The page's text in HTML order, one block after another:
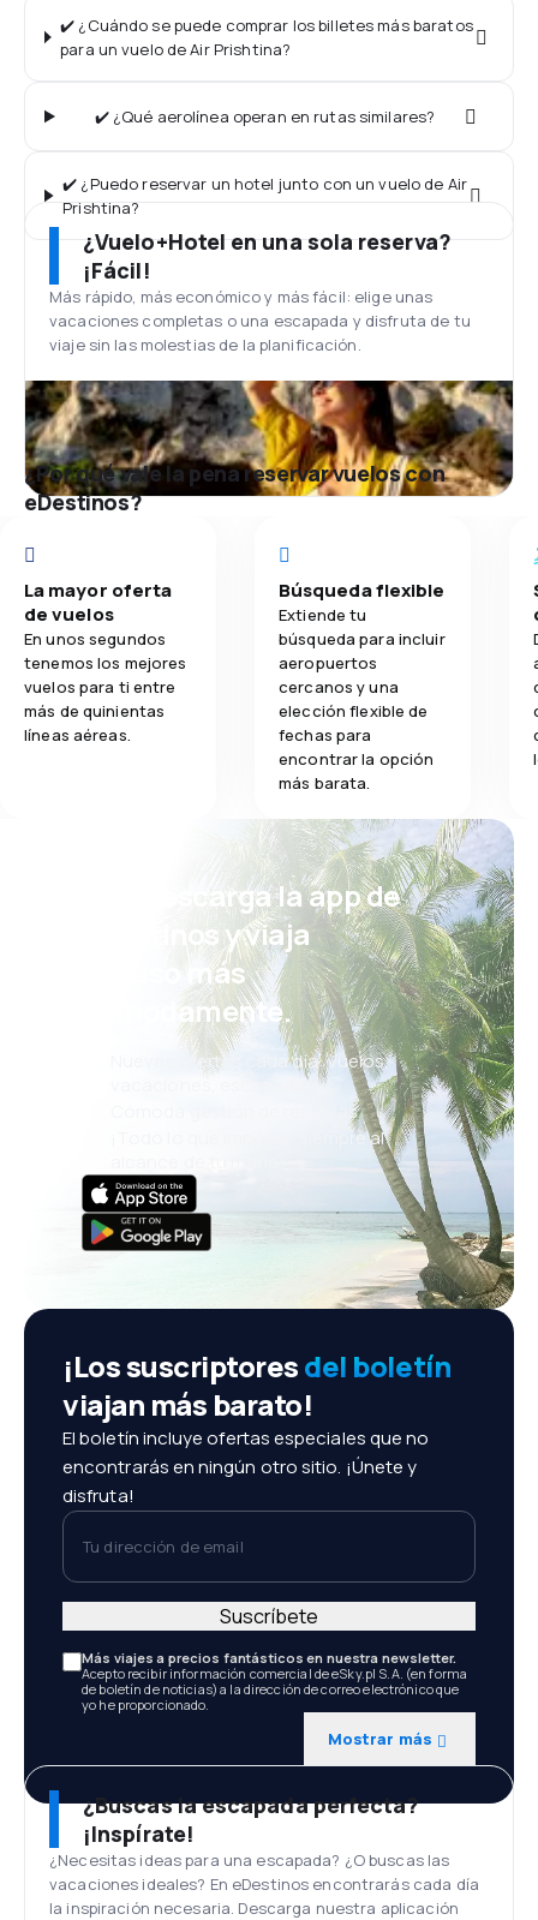
✔️ ¿Cuándo se puede comprar los billetes más baratos
para un vuelo de Air Prishtina?
✔️ ¿Qué aerolínea operan en rutas similares?
✔️ ¿Puedo reservar un hotel junto con un vuelo de Air
Prishtina?
¿Vuelo+Hotel en una sola reserva?
¡Fácil!
Más rápido, más económico y más fácil: elige unas
vacaciones completas o una escapada y disfruta de tu
viaje sin las molestias de la planificación.
¿Por qué vale la pena reservar vuelos con
eDestinos?
La mayor oferta
de vuelos
En unos segundos
tenemos los mejores
vuelos para ti entre
más de quinientas
líneas aéreas.
Búsqueda flexible
Extiende tu
búsqueda para incluir
aeropuertos
cercanos y una
elección flexible de
fechas para
encontrar la opción
más barata.
¡Eh! Descarga la app de
eDestinos y viaja
incluso más
cómodamente.
Nuevas ofertas cada día: vuelos,
vacaciones, escapadas
Cómoda gestión de reservas
¡Todo lo que importa, siempre al
¡Los suscriptoresdel boletín
viajan más barato!
El boletín incluye ofertas especiales que no
encontrarás en ningún otro sitio. ¡Únete y
disfruta!
Tu dirección de email
Más viajes a precios fantásticos en nuestra newsletter.
Acepto recibir información comercial de eSky.pl S.A. (en forma
de boletín de noticias) a la dirección de correo electrónico que
yo he proporcionado.
Mostrar más
Suscríbete
¿Buscas la escapada perfecta?
¡Inspírate!
¿Necesitas ideas para una escapada? ¿O buscas las
vacaciones ideales? En eDestinos encontrarás cada día
la inspiración necesaria. Descarga nuestra aplicación